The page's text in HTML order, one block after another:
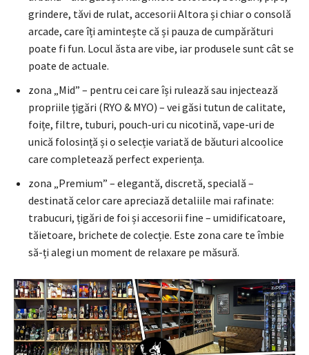
grindere, tăvi de rulat, accesorii Altora și chiar o consolă
arcade, care îți amintește că și pauza de cumpărături
poate fi fun. Locul ăsta are vibe, iar produsele sunt cât se
poate de actuale.
zona „Mid” – pentru cei care își rulează sau injectează
propriile țigări (RYO & MYO) – vei găsi tutun de calitate,
foițe, filtre, tuburi, pouch-uri cu nicotină, vape-uri de
unică folosință și o selecție variată de băuturi alcoolice
care completează perfect experiența.
zona „Premium” – elegantă, discretă, specială –
destinată celor care apreciază detaliile mai rafinate:
trabucuri, țigări de foi și accesorii fine – umidificatoare,
tăietoare, brichete de colecție. Este zona care te îmbie
să-ți alegi un moment de relaxare pe măsură.